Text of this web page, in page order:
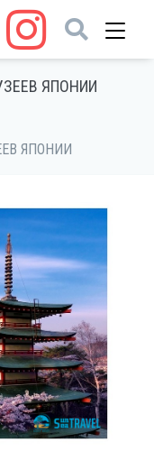
ЯПОНИИ
ЯПОНИИ